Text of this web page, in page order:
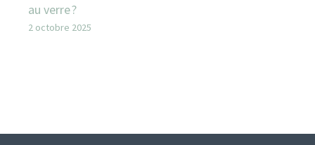
au verre ?
2 octobre 2025